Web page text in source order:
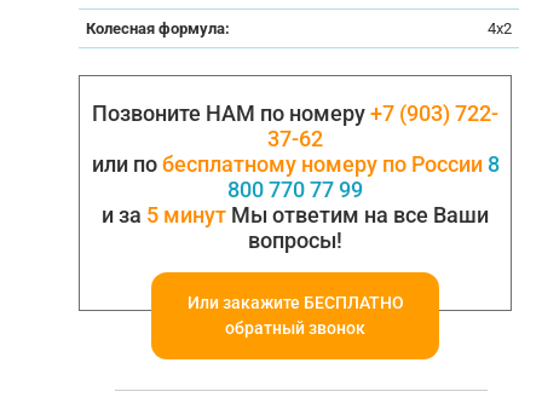
Колесная формула: 4x2
Позвоните НАМ по номеру+7 (903) 722-
37-62
или побесплатному номеру по России 8
800 770 77 99
и за 5 минут Мы ответим на все Ваши
вопросы!
Или закажите БЕСПЛАТНО
обратный звонок